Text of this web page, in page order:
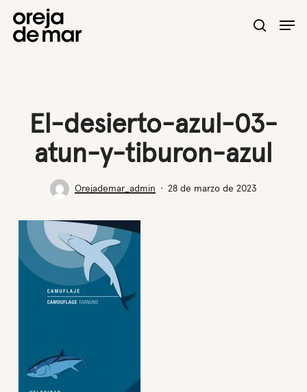
search
El-desierto-azul-03-
atun-y-tiburon-azul
Orejademar_admin 28 de marzo de 2023